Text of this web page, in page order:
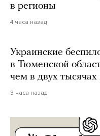
в регионы
4 часа назад
Украинские
в Тюменской
чем в двух
3 часа назад